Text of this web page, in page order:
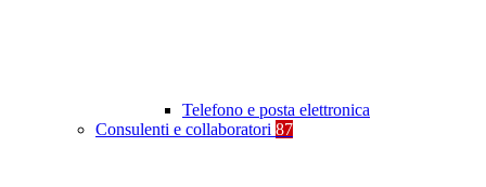
Telefono e posta elettronica
Consulenti e collaboratori 87